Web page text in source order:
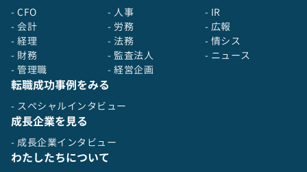
- CFO
- 会計
- 経理
- 財務
- 管理職
- 人事
- 労務
- 法務
- 監査法人
- 経営企画
- IR
- 広報
- 情シス
- ニュース
転職成功事例をみる
- スペシャルインタビュー
成長企業を見る
- 成長企業インタビュー
わたしたちについて